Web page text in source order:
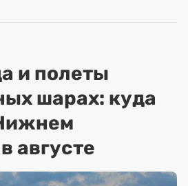
и полеты
шарах: куда
августе